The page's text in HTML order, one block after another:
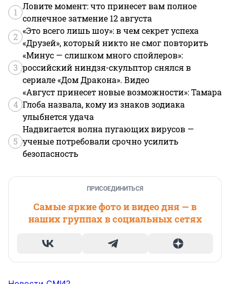
1
Ловите момент: что принесет вам полное
солнечное затмение 12 августа
2
«Это всего лишь шоу»: в чем секрет успеха
«Друзей», который никто не смог повторить
3
«Минус — слишком много спойлеров»:
российский ниндзя-скульптор снялся в
сериале «Дом Дракона». Видео
4
«Август принесет новые возможности»: Тамара
Глоба назвала, кому из знаков зодиака
улыбнется удача
5
Надвигается волна пугающих вирусов —
ученые потребовали срочно усилить
безопасность
ПРИСОЕДИНИТЬСЯ
Самые яркие фото и видео дня — в
наших группах в социальных сетях